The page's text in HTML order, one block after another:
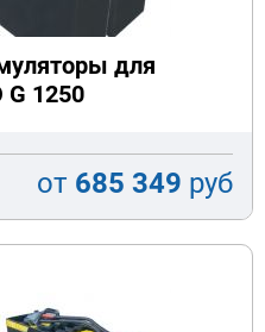
для
G 1250
от 685 349 руб